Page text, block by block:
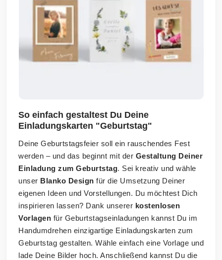
So einfach gestaltest Du Deine
Einladungskarten "Geburtstag"
Deine Geburtstagsfeier soll ein rauschendes Fest
werden – und das beginnt mit der Gestaltung Deiner
Einladung zum Geburtstag. Sei kreativ und wähle
unser Blanko Design für die Umsetzung Deiner
eigenen Ideen und Vorstellungen. Du möchtest Dich
inspirieren lassen? Dank unserer kostenlosen
Vorlagen für Geburtstagseinladungen kannst Du im
Handumdrehen einzigartige Einladungskarten zum
Geburtstag gestalten. Wähle einfach eine Vorlage und
lade Deine Bilder hoch. Anschließend kannst Du die